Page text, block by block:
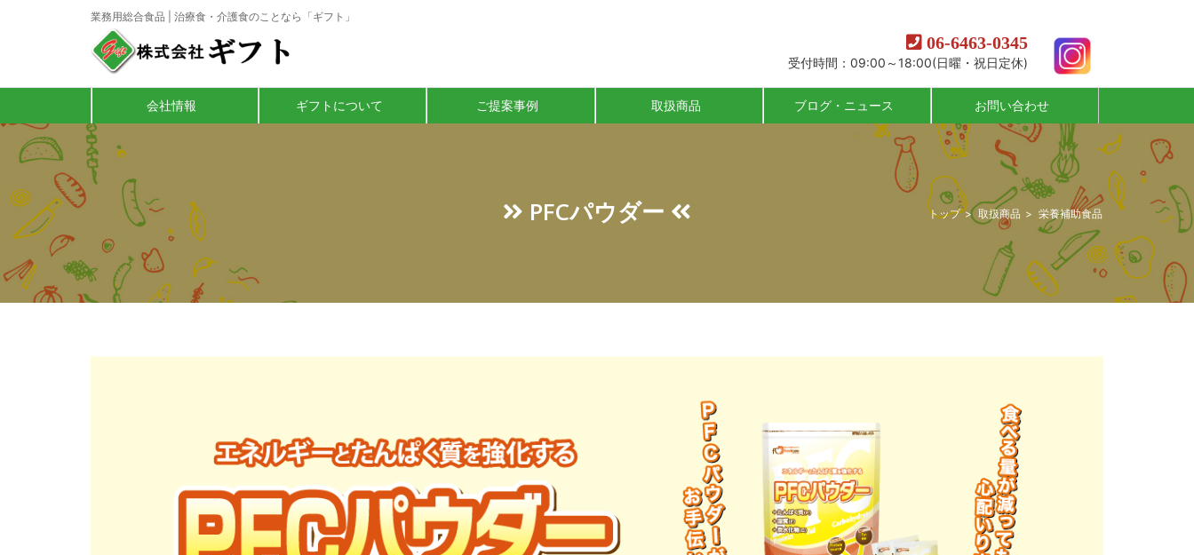
業務用総合食品 | 治療食・介護食のことなら「ギフト」
06-6463-0345
受付時間：09:00～18:00(日曜・祝日定休)
会社情報 ギフトについて ご提案事例 取扱商品 ブログ・ニュース お問い合わせ
PFCパウダー トップ 取扱商品 栄養補助食品